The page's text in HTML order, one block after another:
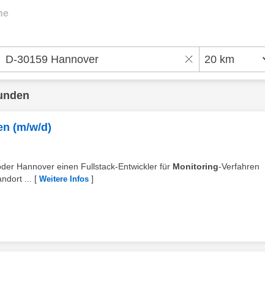
(m/w/d)
Hannover einen Fullstack-Entwickler für Monitoring-Verfahren
...
[ Weitere Infos ]